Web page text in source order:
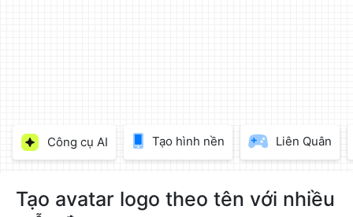
vào
phí
Công cụ AI Tạo hình nền Liên Quân
Tạo avatar logo theo tên với nhiều